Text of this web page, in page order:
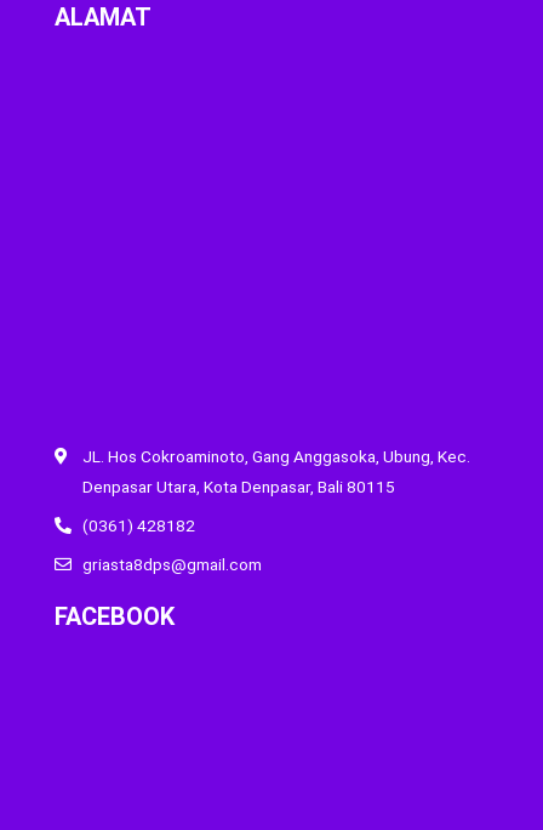
ALAMAT
JL. Hos Cokroaminoto, Gang Anggasoka, Ubung, Kec.
Denpasar Utara, Kota Denpasar, Bali 80115
(0361) 428182
griasta8dps@gmail.com
FACEBOOK